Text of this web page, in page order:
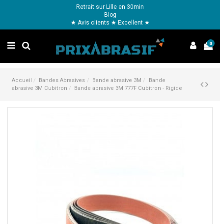
Retrait sur Lille en 30min
Blog
★ Avis clients ★ Excellent ★
0
Accueil Bandes Abrasives Bande abrasive 3M
Bande
abrasive 3M Cubitron
Bande abrasive 3M 777F Cubitron - Rigide